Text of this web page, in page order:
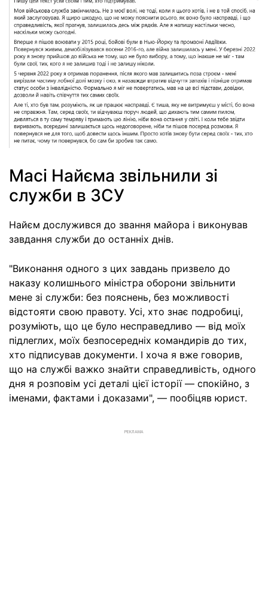
Масі Найєма звільнили зі
служби в ЗСУ
Найєм дослужився до звання майора і виконував
завдання служби до останніх днів.
"Виконання одного з цих завдань призвело до
наказу колишнього міністра оборони звільнити
мене зі служби: без пояснень, без можливості
відстояти свою правоту. Усі, хто знає подробиці,
розуміють, що це було несправедливо — від моїх
підлеглих, моїх безпосередніх командирів до тих,
хто підписував документи. І хоча я вже говорив,
що на службі важко знайти справедливість, одного
дня я розповім усі деталі цієї історії — спокійно, з
іменами, фактами і доказами", — пообіцяв юрист.
РЕКЛАМА